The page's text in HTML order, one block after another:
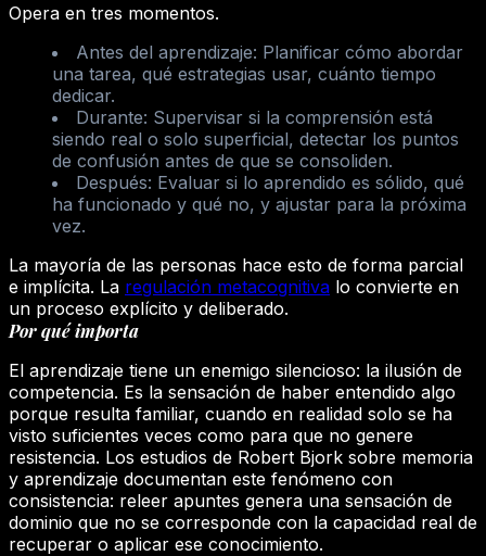
Opera en tres momentos.
Antes del aprendizaje: Planificar cómo abordar
una tarea, qué estrategias usar, cuánto tiempo
dedicar.
Durante: Supervisar si la comprensión está
siendo real o solo superficial, detectar los puntos
de confusión antes de que se consoliden.
Después: Evaluar si lo aprendido es sólido, qué
ha funcionado y qué no, y ajustar para la próxima
vez.
La mayoría de las personas hace esto de forma parcial
e implícita. La regulación metacognitiva lo convierte en
un proceso explícito y deliberado.
Por qué importa
El aprendizaje tiene un enemigo silencioso: la ilusión de
competencia. Es la sensación de haber entendido algo
porque resulta familiar, cuando en realidad solo se ha
visto suficientes veces como para que no genere
resistencia. Los estudios de Robert Bjork sobre memoria
y aprendizaje documentan este fenómeno con
consistencia: releer apuntes genera una sensación de
dominio que no se corresponde con la capacidad real de
recuperar o aplicar ese conocimiento.